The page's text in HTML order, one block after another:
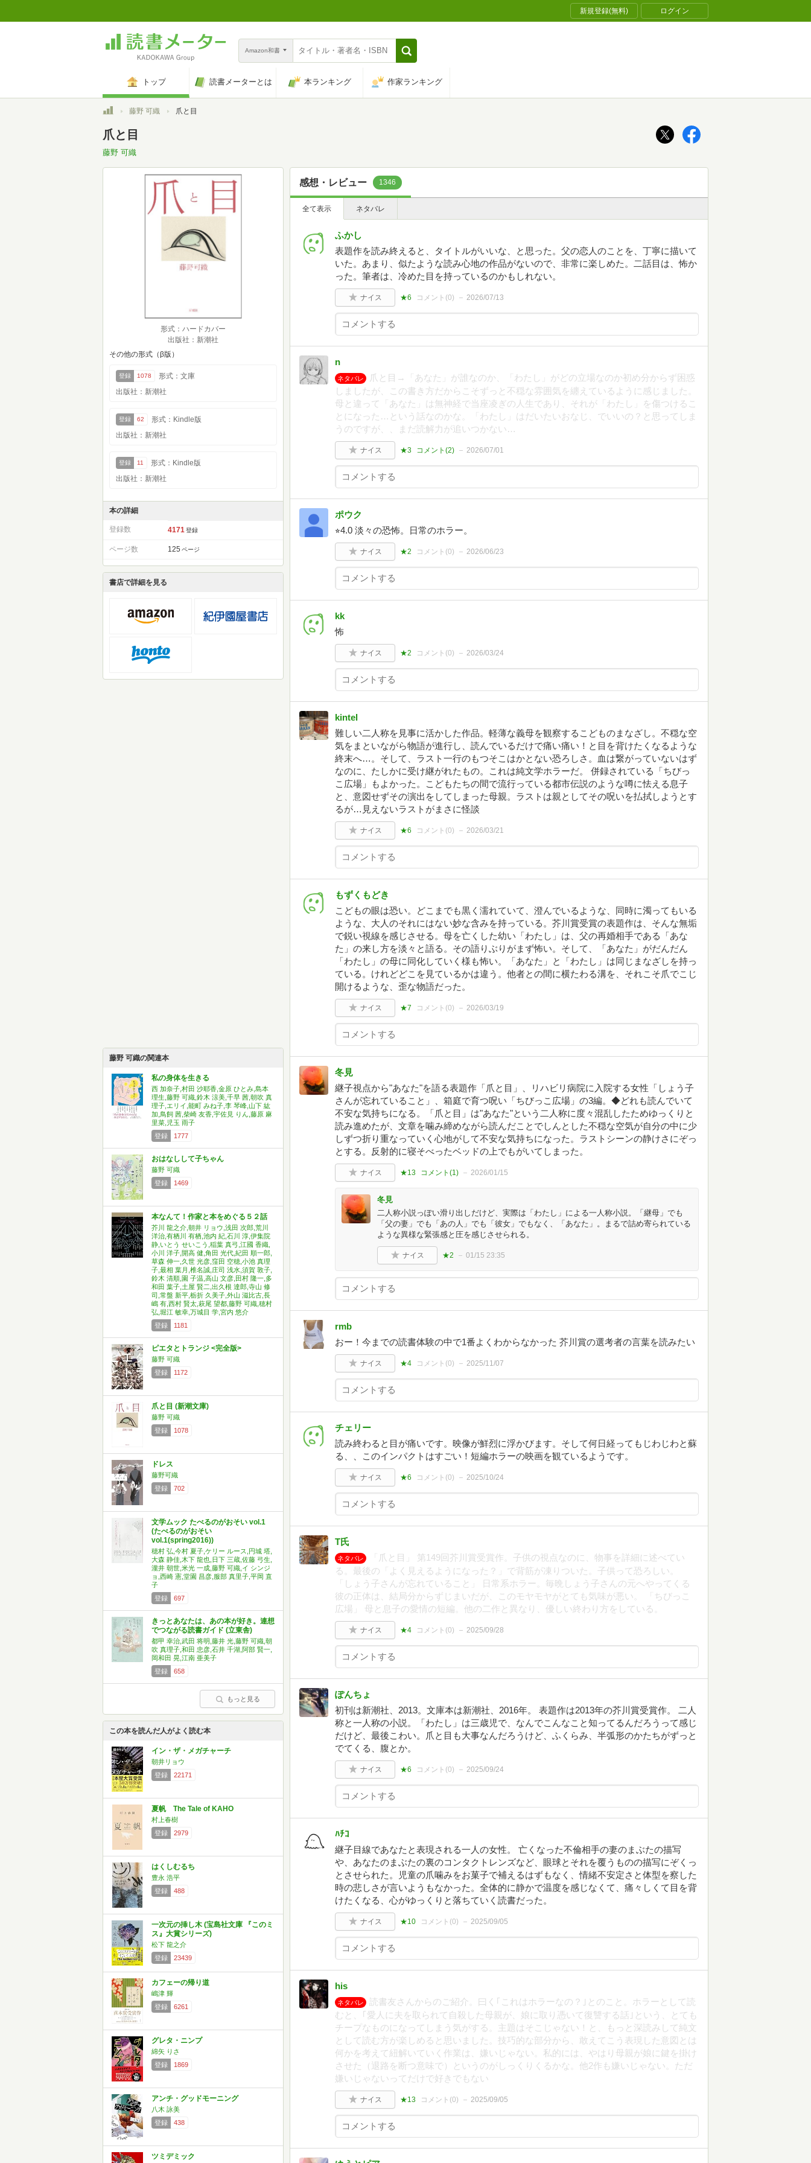
新規登録(無料) ログイン
Amazon和書
トップ 読書メーターとは 本ランキング 作家ランキング
トップ藤野 可織 爪と目
爪と目
藤野 可織
形式：ハードカバー
出版社：新潮社
その他の形式（β版）
登録 1078
形式：文庫
出版社：新潮社
登録 62
形式：Kindle版
出版社：新潮社
登録 11
形式：Kindle版
出版社：新潮社
本の詳細
登録数 4171 登録
ページ数 125 ページ
書店で詳細を見る
藤野 可織の関連本
私の身体を生きる
西 加奈子,村田 沙耶香,金原 ひとみ,島本
理生,藤野 可織,鈴木 涼美,千早 茜,朝吹 真
理子,エリイ,能町 みね子,李 琴峰,山下 紘
加,鳥飼 茜,柴崎 友香,宇佐見 りん,藤原 麻
里菜,児玉 雨子
登録
1777
おはなしして子ちゃん
藤野 可織
登録
1469
本なんて！作家と本をめぐる５２話
芥川 龍之介,朝井 リョウ,浅田 次郎,荒川
洋治,有栖川 有栖,池内 紀,石川 淳,伊集院
静,いとう せいこう,稲葉 真弓,江國 香織,
小川 洋子,開高 健,角田 光代,紀田 順一郎,
草森 伸一,久世 光彦,窪田 空穂,小池 真理
子,最相 葉月,椎名誠,庄司 浅水,須賀 敦子,
鈴木 清順,園 子温,高山 文彦,田村 隆一,多
和田 葉子,土屋 賢二,出久根 達郎,寺山 修
司,常盤 新平,栃折 久美子,外山 滋比古,長
嶋 有,西村 賢太,萩尾 望都,藤野 可織,穂村
弘,堀江 敏幸,万城目 学,宮内 悠介
登録
1181
ピエタとトランジ <完全版>
藤野 可織
登録
1172
爪と目 (新潮文庫)
藤野 可織
登録
1078
ドレス
藤野可織
登録
702
文学ムック たべるのがおそい vol.1
(たべるのがおそい
vol.1(spring2016))
穂村 弘,今村 夏子,ケリー ルース,円城 塔,
大森 静佳,木下 龍也,日下 三蔵,佐藤 弓生,
瀧井 朝世,米光 一成,藤野 可織,イ シンジ
ョ,西崎 憲,堂園 昌彦,服部 真里子,平岡 直
子
登録
697
きっとあなたは、あの本が好き。連想
でつながる読書ガイド (立東舎)
都甲 幸治,武田 将明,藤井 光,藤野 可織,朝
吹 真理子,和田 忠彦,石井 千湖,阿部 賢一,
岡和田 晃,江南 亜美子
登録
658
もっと見る
この本を読んだ人がよく読む本
イン・ザ・メガチャーチ
朝井リョウ
登録
22171
夏帆 The Tale of KAHO
村上春樹
登録
2979
はくしむるち
豊永 浩平
登録
488
一次元の挿し木 (宝島社文庫 『このミ
ス』大賞シリーズ)
松下 龍之介
登録
23439
カフェーの帰り道
嶋津 輝
登録
6261
グレタ・ニンプ
綿矢 りさ
登録
1869
アンチ・グッドモーニング
八木 詠美
登録
438
ツミデミック
感想・レビュー 1346
全て表示 ネタバレ
ふかし
表題作を読み終えると、タイトルがいいな、と思った。父の恋人のことを、丁寧に描いて
いた。あまり、似たような読み心地の作品がないので、非常に楽しめた。二話目は、怖か
った。筆者は、冷めた目を持っているのかもしれない。
ナイス ★6 コメント(0) 2026/07/13
n
ネタバレ
爪と目→「あなた」が誰なのか、「わたし」がどの立場なのか初め分からず困惑
しましたが、この書き方だからこそずっと不穏な雰囲気を纏えているように感じました。
母と違って「あなた」は無神経で当座凌ぎの人生であり、それが「わたし」を傷つけるこ
とになった…という話なのかな。「わたし」はだいたいおなじ、でいいの？と思ってしま
うのですが、、まだ読解力が追いつかない…
ナイス ★3 コメント(2) 2026/07/01
ポウク
⭐︎4.0 淡々の恐怖。日常のホラー。
ナイス ★2 コメント(0) 2026/06/23
kk
怖
ナイス ★2 コメント(0) 2026/03/24
kintel
難しい二人称を見事に活かした作品。軽薄な義母を観察するこどものまなざし。不穏な空
気をまといながら物語が進行し、読んでいるだけで痛い痛い！と目を背けたくなるような
終末へ…。そして、ラスト一行のもつそこはかとない恐ろしさ。血は繋がっていないはず
なのに、たしかに受け継がれたもの。これは純文学ホラーだ。 併録されている「ちびっ
こ広場」もよかった。こどもたちの間で流行っている都市伝説のような噂に怯える息子
と、意図せずその演出をしてしまった母親。ラストは親としてその呪いを払拭しようとす
るが…見えないラストがまさに怪談
ナイス ★6 コメント(0) 2026/03/21
もずくもどき
こどもの眼は恐い。どこまでも黒く濡れていて、澄んでいるような、同時に濁ってもいる
ような、大人のそれにはない妙な含みを持っている。芥川賞受賞の表題作は、そんな無垢
で鋭い視線を感じさせる。母を亡くした幼い「わたし」は、父の再婚相手である「あな
た」の来し方を淡々と語る。その語りぶりがまず怖い。そして、「あなた」がだんだん
「わたし」の母に同化していく様も怖い。「あなた」と「わたし」は同じまなざしを持っ
ている。けれどどこを見ているかは違う。他者との間に横たわる溝を、それこそ爪でこじ
開けるような、歪な物語だった。
ナイス ★7 コメント(0) 2026/03/19
冬見
継子視点から"あなた"を語る表題作「爪と目」、リハビリ病院に入院する女性「しょう子
さんが忘れていること」、箱庭で育つ呪い「ちびっこ広場」の3編。◆どれも読んでいて
不安な気持ちになる。「爪と目」は"あなた"という二人称に度々混乱したためゆっくりと
読み進めたが、文章を噛み締めながら読んだことでしんとした不穏な空気が自分の中に少
しずつ折り重なっていく心地がして不安な気持ちになった。ラストシーンの静けさにぞっ
とする。反射的に寝そべったベッドの上でもがいてしまった。
ナイス ★13 コメント(1) 2026/01/15
冬見
二人称小説っぽい滑り出しだけど、実際は「わたし」による一人称小説。「継母」でも
「父の妻」でも「あの人」でも「彼女」でもなく、「あなた」。まるで詰め寄られている
ような異様な緊張感と圧を感じさせられる。
ナイス ★2 01/15 23:35
rmb
おー！今までの読書体験の中で1番よくわからなかった 芥川賞の選考者の言葉を読みたい
ナイス ★4 コメント(0) 2025/11/07
チェリー
読み終わると目が痛いです。映像が鮮烈に浮かびます。そして何日経ってもじわじわと蘇
る、、このインパクトはすごい！短編ホラーの映画を観ているようです。
ナイス ★6 コメント(0) 2025/10/24
T氏
ネタバレ
「爪と目」 第149回芥川賞受賞作。子供の視点なのに、物事を詳細に述べてい
る。最後の「よく見えるようになった？」で背筋が凍りついた。子供って恐ろしい。
「しょう子さんが忘れていること」 日常系ホラー。毎晩しょう子さんの元へやってくる
彼の正体は、結局分からずじまいだが、このモヤモヤがとても気味が悪い。 「ちびっこ
広場」 母と息子の愛情の短編。他の二作と異なり、優しい終わり方をしている。
ナイス ★4 コメント(0) 2025/09/28
ぽんちょ
初刊は新潮社、2013。文庫本は新潮社、2016年。 表題作は2013年の芥川賞受賞作。 二人
称と一人称の小説。「わたし」は三歳児で、なんでこんなこと知ってるんだろうって感じ
だけど、最後こわい。爪と目も大事なんだろうけど、ふくらみ、半弧形のかたちがずっと
でてくる、腹とか。
ナイス ★6 コメント(0) 2025/09/24
ﾊﾁｺ
継子目線であなたと表現される一人の女性。 亡くなった不倫相手の妻のまぶたの描写
や、あなたのまぶたの裏のコンタクトレンズなど、眼球とそれを覆うものの描写にぞくっ
とさせられた。児童の爪噛みをお菓子で補えるはずもなく、情緒不安定さと体型を察した
時の悲しさが言いようもなかった。全体的に静かで温度を感じなくて、痛々しくて目を背
けたくなる、心がゆっくりと落ちていく読書だった。
ナイス ★10 コメント(0) 2025/09/05
his
ネタバレ
読書友さんからのご紹介。曰く｢これはホラーなの？｣とのこと。ホラーとして読
むと、｢愛人に夫を取られて自殺した母親が、娘に取り憑いて復讐する話｣という、とても
チープなものになってしまう気がする。主題はそこじゃない！と、もっと深読みして純文
として読む方が楽しめると思いました。技巧的な部分から、敢えてこう表現した意図とは
何かを考えて紐解いていく作業は、嫌いじゃない。私的には、やはり母親が娘に鍵を掛け
させた（退路を断つ意味で）というのがしっくりくるかな。他2作も嫌いじゃない。ただ
嫌いじゃないってだけで好きでもない
ナイス ★13 コメント(0) 2025/09/05